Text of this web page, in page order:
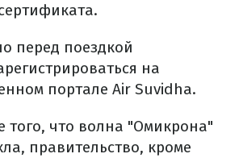
перед поездкой
на
портале Air Suvidha.
того, что волна "Омикрона"
правительство, кроме